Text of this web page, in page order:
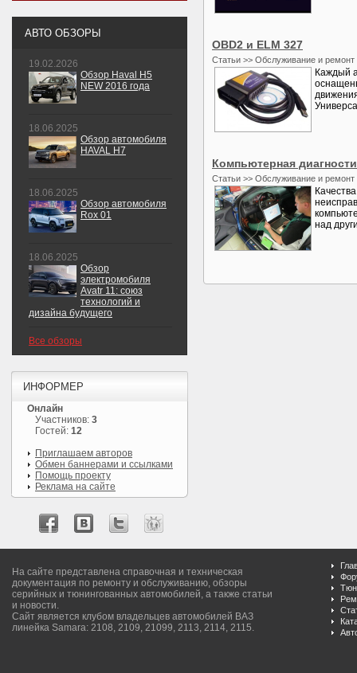
OBD2 и ELM 327
Статьи >> Обслуживание и ремонт
Каждый
Компьютерная
Статьи >> Обслуживание и ремонт
над
АВТО ОБЗОРЫ
19.02.2026
Обзор Haval H5
NEW 2016 года
18.06.2025
Обзор автомобиля
HAVAL H7
18.06.2025
Обзор автомобиля
Rox 01
18.06.2025
Обзор
электромобиля
Avatr 11: союз
технологий и
дизайна будущего
Все обзоры
ИНФОРМЕР
Онлайн
Участников: 3
Гостей: 12
Приглашаем авторов
Обмен баннерами и ссылками
Помощь проекту
Реклама на сайте
На сайте представлена справочная и техническая
документация по ремонту и обслуживанию, обзоры
серийных и тюнингованных автомобилей, а также статьи
и новости.
Сайт является клубом владельцев автомобилей ВАЗ
линейка Samara: 2108, 2109, 21099, 2113, 2114, 2115.